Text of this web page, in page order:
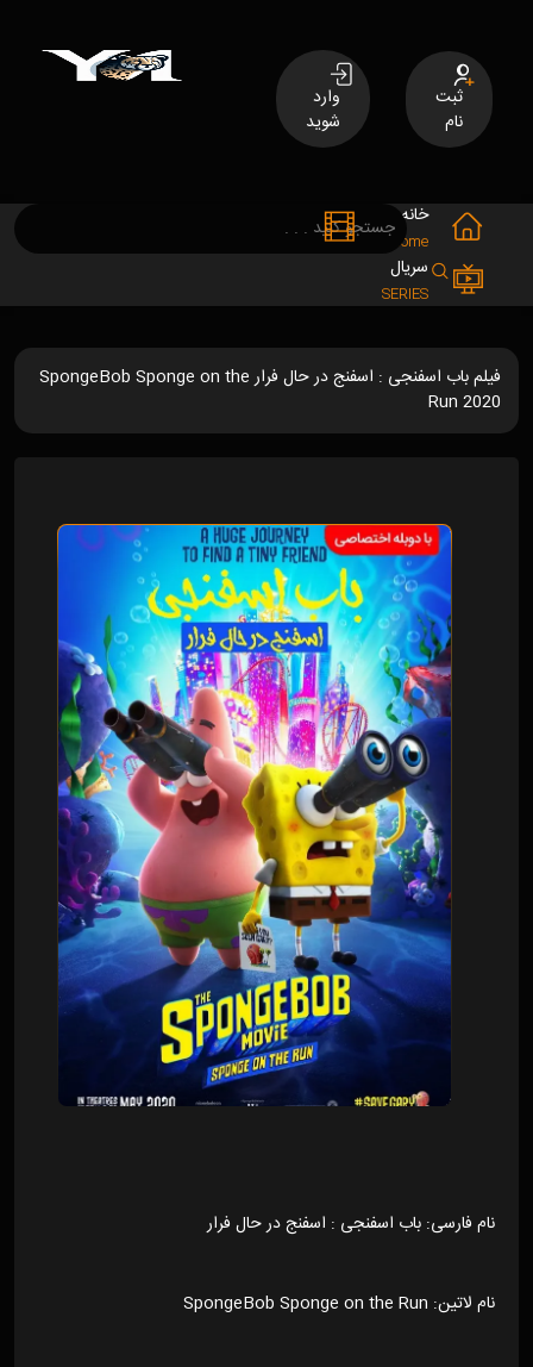
ثبت
نام
وارد
شوید
خانه
Home
سریال
SERIES
فیلم باب اسفنجی : اسفنج در حال فرار SpongeBob Sponge on the
Run 2020
نام فارسی: باب اسفنجی : اسفنج در حال فرار
نام لاتین: SpongeBob Sponge on the Run